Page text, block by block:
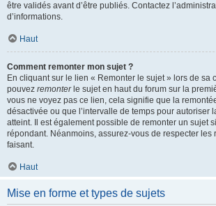
être validés avant d’être publiés. Contactez
d’informations.
Haut
Comment remonter mon sujet ?
En cliquant sur le lien « Remonter le sujet » lors de sa
pouvez remonterle sujet en haut du forum sur la
vous ne voyez pas ce lien, cela signifie que la
désactivée ou que l’intervalle de temps pour autoriser
atteint. Il est également possible de remonter un sujet
répondant. Néanmoins, assurez-vous de respecter les
faisant.
Haut
Mise en forme et types de sujets